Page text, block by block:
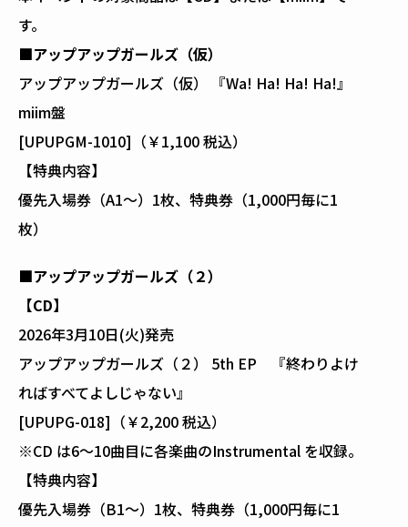
す。
■アップアップガールズ（仮）
アップアップガールズ（仮） 『Wa! Ha! Ha! Ha!』
miim盤
[UPUPGM-1010]（￥1,100 税込）
【特典内容】
優先入場券（A1～）1枚、特典券（1,000円毎に1
枚）
■アップアップガールズ（２）
【CD】
2026年3月10日(火)発売
アップアップガールズ（２） 5th EP 『終わりよけ
ればすべてよしじゃない』
[UPUPG-018]（￥2,200 税込）
※CD は6〜10曲⽬に各楽曲のInstrumental を収録。
【特典内容】
優先入場券（B1～）1枚、特典券（1,000円毎に1